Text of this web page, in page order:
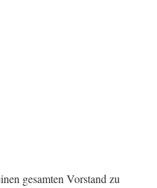
gesamten Vorstand zu